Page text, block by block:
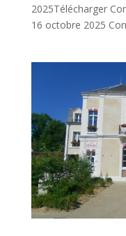
2025Télécharger
16 octobre 2025